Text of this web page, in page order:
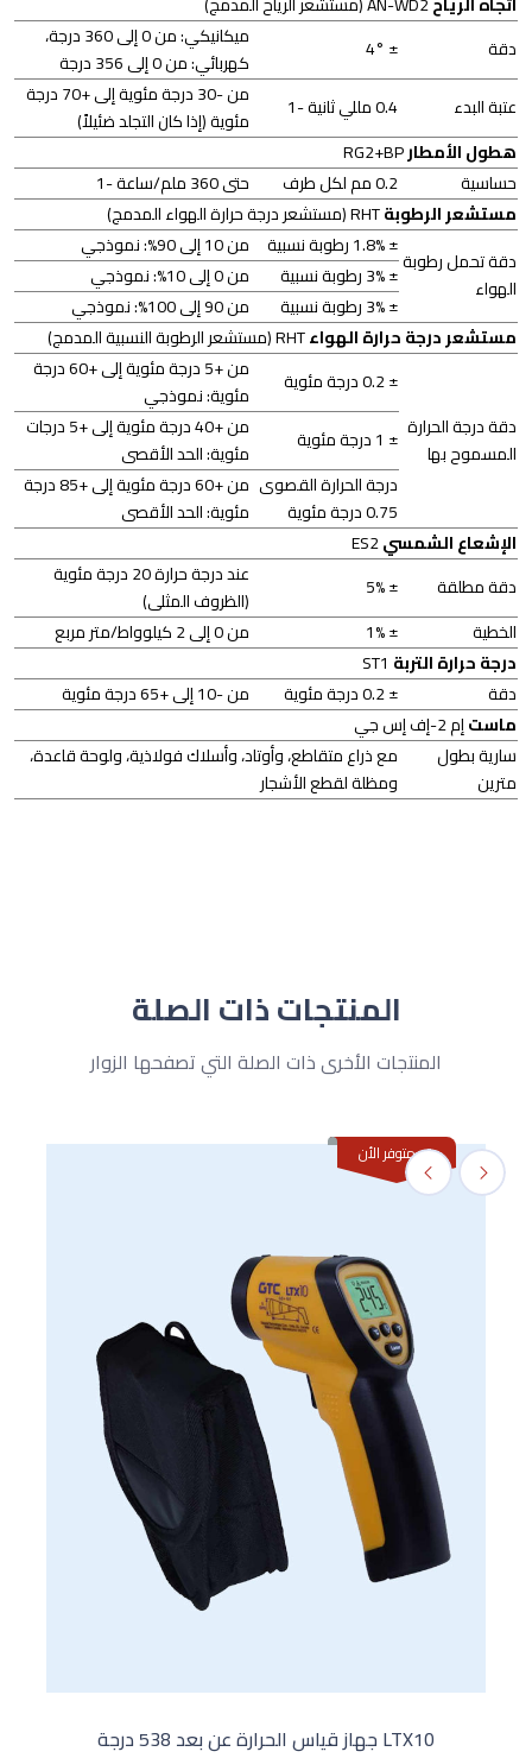
دقة
± 4°
ميكانيكي: من 0 إلى 360 درجة،
كهربائي: من 0 إلى 356 درجة
عتبة البدء
0.4 مللي ثانية -1
من -30 درجة مئوية إلى +70 درجة
مئوية (إذا كان التجلد ضئيلاً)
هطول الأمطار
حساسية
0.2 مم لكل طرف
حتى 360 ملم/ساعة -1
مستشعر الرطوبة
دقة تحمل رطوبة
الهواء
± 1.8% رطوبة نسبية
من 10 إلى 90%: نموذجي
± 3% رطوبة نسبية
من 0 إلى 10%: نموذجي
± 3% رطوبة نسبية
من 90 إلى 100%: نموذجي
مستشعر درجة حرارة الهواء
دقة درجة الحرارة
المسموح بها
± 0.2 درجة مئوية
من +5 درجة مئوية إلى +60 درجة
مئوية: نموذجي
± 1 درجة مئوية
من +40 درجة مئوية إلى +5 درجات
مئوية: الحد الأقصى
درجة الحرارة القصوى
0.75 درجة مئوية
من +60 درجة مئوية إلى +85 درجة
مئوية: الحد الأقصى
الإشعاع الشمسي
دقة مطلقة
± 5%
عند درجة حرارة 20 درجة مئوية
(الظروف المثلى)
الخطية
± 1%
من 0 إلى 2 كيلوواط/متر مربع
درجة حرارة التربة
دقة
± 0.2 درجة مئوية
من -10 إلى +65 درجة مئوية
ماستإم 2-إف إس جي
سارية بطول
مترين
مع ذراع متقاطع، وأوتاد، وأسلاك فولاذية، ولوحة قاعدة،
ومظلة لقطع الأشجار
المنتجات ذات الصلة
المنتجات الأخرى ذات الصلة التي تصفحها الزوار
غير متوفر الأن
LTX10 جهاز قياس الحرارة عن بعد 538 درجة